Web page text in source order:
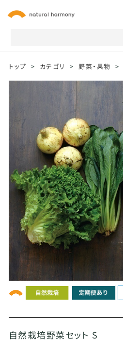
トップ > カテゴリ > 野菜・果物 >
自然栽培野菜セット S